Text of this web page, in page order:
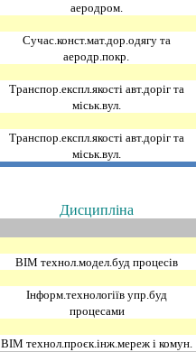
аеродром.
Сучас.конст.мат.дор.одягу та
аеродр.покр.
Транспор.експл.якостi авт.дорiг та
мiськ.вул.
Транспор.експл.якостi авт.дорiг та
мiськ.вул.
Дисциплiна
ВIМ технол.модел.буд процесiв
Iнформ.технологiїв упр.буд
процесами
ВIМ технол.проєк.iнж.мереж i комун.